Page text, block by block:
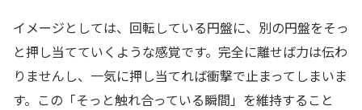
イメージとしては、回転している円盤に、別の円盤をそっ
と押し当てていくような感覚です。完全に離せば力は伝わ
りませんし、一気に押し当てれば衝撃で止まってしまいま
す。この「そっと触れ合っている瞬間」を維持すること